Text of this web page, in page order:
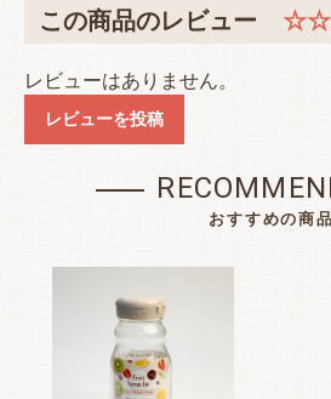
この商品のレビュー
レビューはありません。
レビューを投稿
おすすめの商品